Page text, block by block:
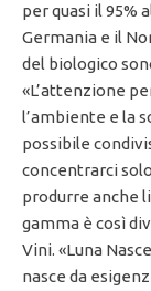
per quasi il 95%
Germania e il
del biologico
«L’attenzione
l’ambiente e la
possibile
concentrarci
produrre anche
gamma è così
Vini. «Luna
nasce da